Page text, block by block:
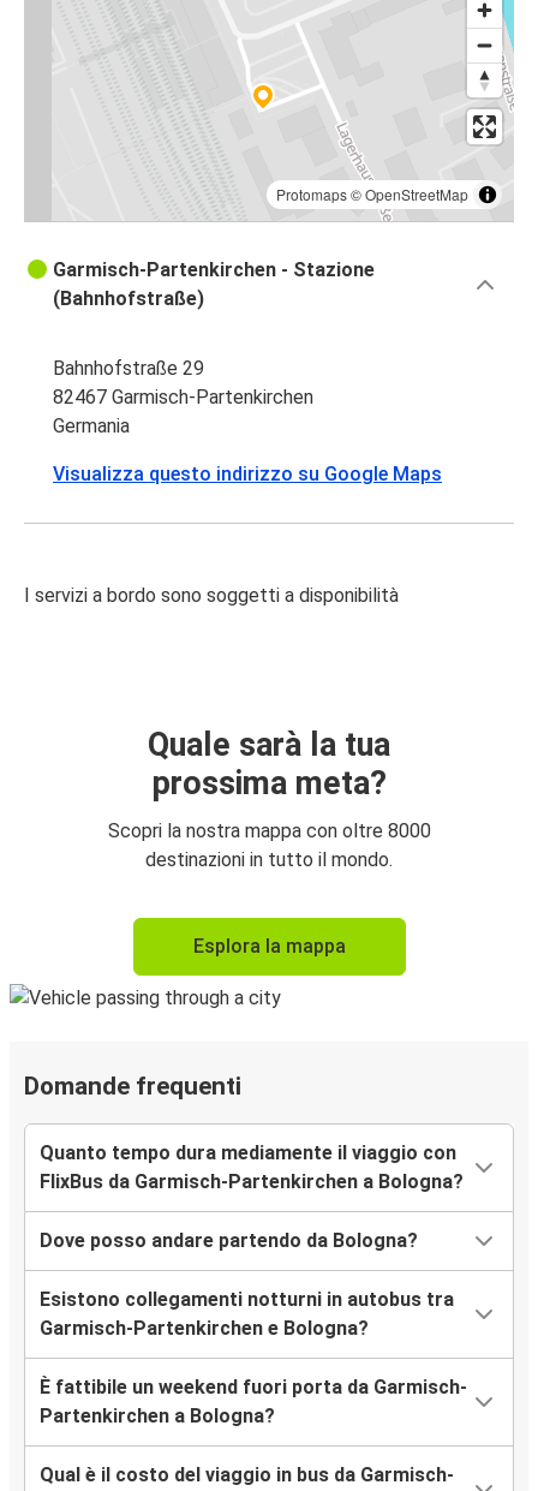
Protomaps©OpenStreetMap
Garmisch-Partenkirchen - Stazione
(Bahnhofstraße)
Bahnhofstraße 29
82467 Garmisch-Partenkirchen
Germania
Visualizza questo indirizzo su Google Maps
I servizi a bordo sono soggetti a disponibilità
Quale sarà la tua
prossima meta?
Scopri la nostra mappa con oltre 8000
destinazioni in tutto il mondo.
Esplora la mappa
Domande frequenti
Quanto tempo dura mediamente il viaggio con
FlixBus da Garmisch-Partenkirchen a Bologna?
Dove posso andare partendo da Bologna?
Esistono collegamenti notturni in autobus tra
Garmisch-Partenkirchen e Bologna?
È fattibile un weekend fuori porta da Garmisch-
Partenkirchen a Bologna?
Qual è il costo del viaggio in bus da Garmisch-